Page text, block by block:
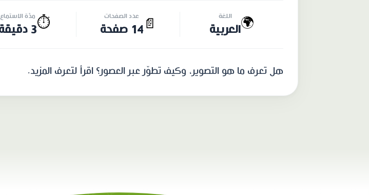
🌍 اللغة
العربية 📄
عدد الصفحات
14 صفحة ⏱️ مدّة الاستماع
3 دقيقة
هل تعرف ما هو التصوير، وكيف تطوّر عبر العصور؟ اقرأ لتعرف المزيد.